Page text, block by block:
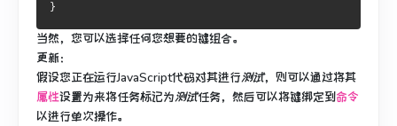
}
当然，您可以选择任何您想要的键组合。
更新：
假设您正在运行JavaScript代码对其进行测试，则可以通过将其
属性设置为来将任务标记为测试任务，然后可以将键绑定到命令
以进行单次操作。